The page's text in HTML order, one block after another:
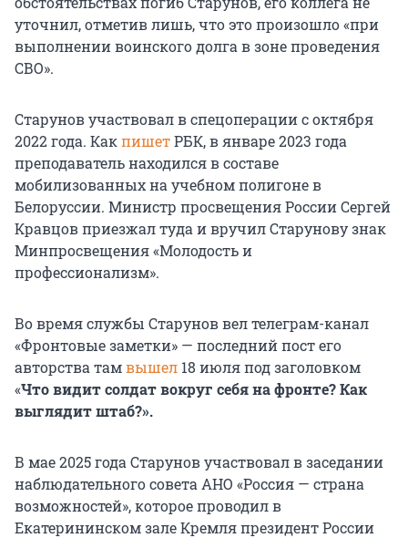
уточнил, отметив лишь, что это произошло «при
выполнении воинского долга в зоне проведения
СВО».
Старунов участвовал в спецоперации с октября
2022 года. КакпишетРБК, в январе2023 года
преподаватель находился в составе
мобилизованных на учебном полигоне в
Белоруссии. Министр просвещения России Сергей
Кравцов приезжал туда и вручил Старунову знак
Минпросвещения «Молодость и
профессионализм».
Во время службы Старунов вел телеграм-канал
«Фронтовые заметки» — последний пост его
авторства тамвышел 18 июля под заголовком
«Что видит солдат вокруг себя на фронте? Как
выглядит штаб?».
В мае 2025 года Старунов участвовал в заседании
наблюдательного совета АНО «Россия — страна
возможностей», которое проводил в
Екатерининском зале Кремля президент России